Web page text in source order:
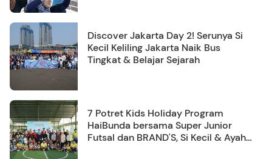
Discover Jakarta Day 2! Serunya Si
Kecil Keliling Jakarta Naik Bus
Tingkat & Belajar Sejarah
7 Potret Kids Holiday Program
HaiBunda bersama Super Junior
Futsal dan BRAND'S, Si Kecil & Ayah